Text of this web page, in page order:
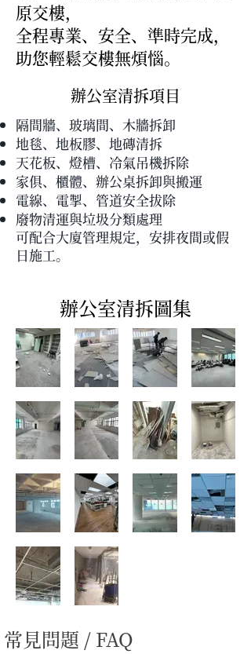
原交樓，
全程專業、安全、準時完成，
助您輕鬆交樓無煩惱。
辦公室清拆項目
隔間牆、玻璃間、木牆拆卸
地毯、地板膠、地磚清拆
天花板、燈槽、冷氣吊機拆除
家俱、櫃體、辦公桌拆卸與搬運
電線、電掣、管道安全拔除
廢物清運與垃圾分類處理
可配合大廈管理規定，安排夜間或假
日施工。
辦公室清拆圖集
常見問題 / FAQ